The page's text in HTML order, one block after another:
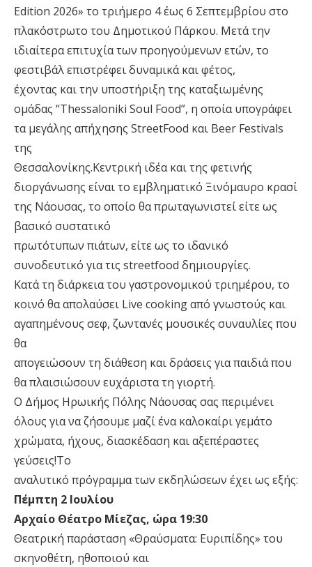
Edition 2026» το τριήμερο 4 έως 6 Σεπτεμβρίου στο
πλακόστρωτο του Δημοτικού Πάρκου. Μετά την
ιδιαίτερα επιτυχία των προηγούμενων ετών, το
φεστιβάλ επιστρέφει δυναμικά και φέτος,
έχοντας και την υποστήριξη της καταξιωμένης
ομάδας “Thessaloniki Soul Food”, η οποία υπογράφει
τα μεγάλης απήχησης StreetFood και Beer Festivals
της
Θεσσαλονίκης.Κεντρική ιδέα και της φετινής
διοργάνωσης είναι το εμβληματικό Ξινόμαυρο κρασί
της Νάουσας, το οποίο θα πρωταγωνιστεί είτε ως
βασικό συστατικό
πρωτότυπων πιάτων, είτε ως το ιδανικό
συνοδευτικό για τις streetfood δημιουργίες.
Κατά τη διάρκεια του γαστρονομικού τριημέρου, το
κοινό θα απολαύσει Live cooking από γνωστούς και
αγαπημένους σεφ, ζωντανές μουσικές συναυλίες που
θα
απογειώσουν τη διάθεση και δράσεις για παιδιά που
θα πλαισιώσουν ευχάριστα τη γιορτή.
Ο Δήμος Ηρωικής Πόλης Νάουσας σας περιμένει
όλους για να ζήσουμε μαζί ένα καλοκαίρι γεμάτο
χρώματα, ήχους, διασκέδαση και αξεπέραστες
γεύσεις!Το
αναλυτικό πρόγραμμα των εκδηλώσεων έχει ως εξής:
Πέμπτη 2 Ιουλίου
Αρχαίο Θέατρο Μίεζας, ώρα 19:30
Θεατρική παράσταση «Θραύσματα: Ευριπίδης» του
σκηνοθέτη, ηθοποιού και